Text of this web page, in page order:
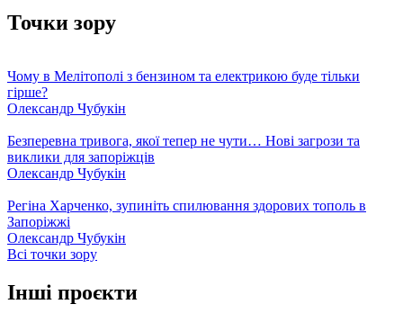
Точки зору
Чому в Мелітополі з бензином та електрикою буде тільки
гірше?
Олександр Чубукін
Безперевна тривога, якої тепер не чути… Нові загрози та
виклики для запоріжців
Олександр Чубукін
Регіна Харченко, зупиніть спилювання здорових тополь в
Запоріжжі
Олександр Чубукін
Всі точки зору
Інші проєкти